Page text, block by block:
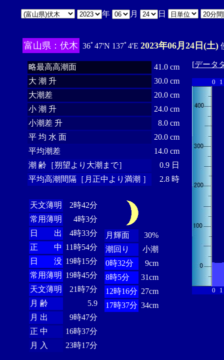
年 月 日
富山県：伏木 36ﾟ47'N 137ﾟ4'E 2023年06月24日(土)
略最高高潮面
41.0 cm
大 潮 升
30.0 cm
大潮差
20.0 cm
小 潮 升
24.0 cm
小潮差 升
8.0 cm
平 均 水 面
20.0 cm
平均潮差
14.0 cm
潮 齢［朔望より大潮まで］
0.9 日
平均高潮間隔［月正中より満潮 ］
2.8 時
天文薄明
2時42分
常用薄明
4時3分
日 出
4時33分
正 中 11時54分
日 没 19時15分
常用薄明 19時45分
天文薄明
21時7分
月 齢
5.9
月 出
9時47分
正 中
16時37分
月 入
23時17分
月輝面
30%
潮回り
小潮
0時32分
9cm
8時5分
31cm
12時16分 27cm
17時37分 34cm
[データ
0 1
0 1